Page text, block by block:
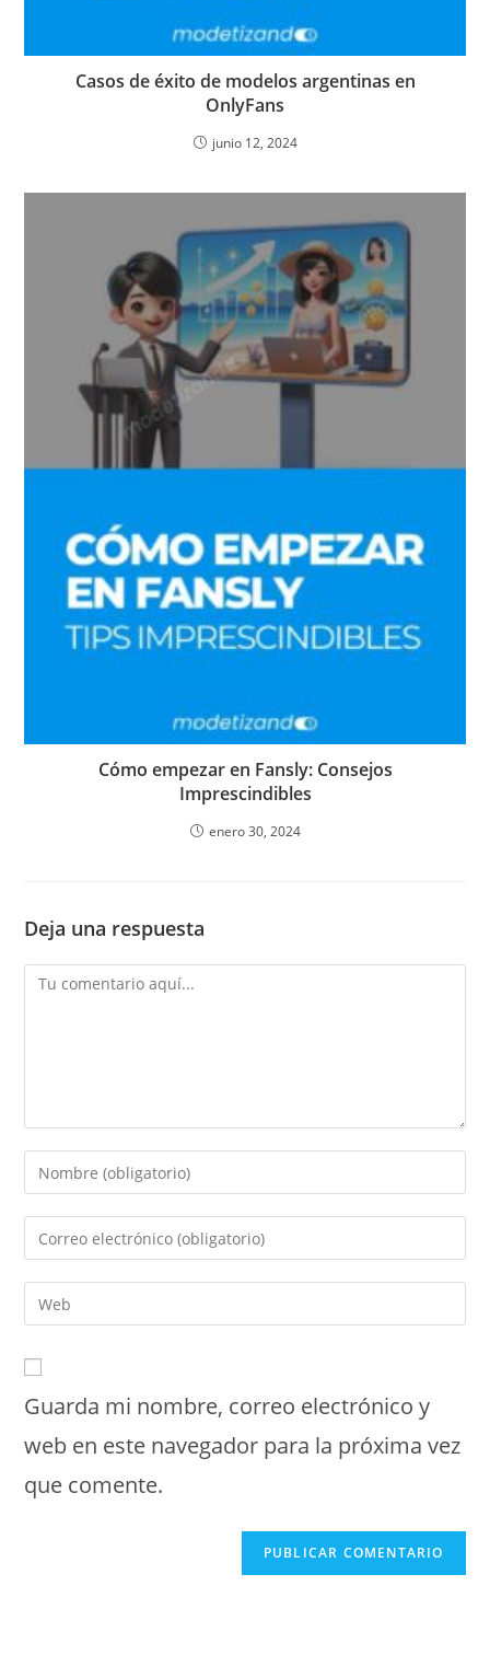
Casos de éxito de modelos argentinas en
OnlyFans
junio 12, 2024
Cómo empezar en Fansly: Consejos
Imprescindibles
enero 30, 2024
Deja una respuesta
Comentario
Introduce
tu
nombre
de
usuario
para
comentar
Introduce
tu
dirección
de
electrónico
comentar
Introduce
la
de
tu
(opcional)
Guarda mi nombre, correo electrónico y
web en este navegador para la próxima vez
que comente.